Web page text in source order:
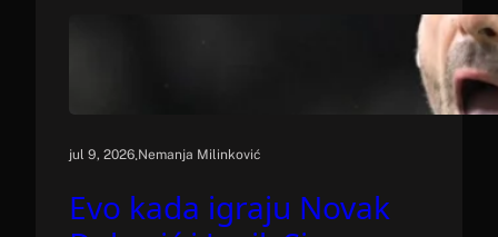
jul 9, 2026.Nemanja Milinković
Evo kada igraju Novak